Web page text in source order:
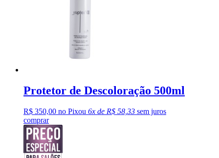
Protetor de Descoloração 500ml
R$ 350,00 no Pixou 6x de R$ 58,33 sem juros
comprar